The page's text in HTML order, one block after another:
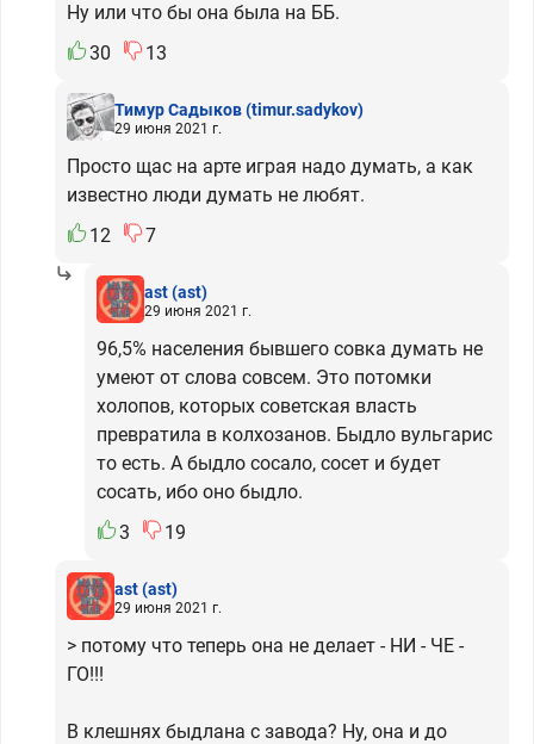
Ну или что бы она была на ББ.
30
13
Тимур Садыков(timur.sadykov)
29 июня 2021 г.
Просто щас на арте играя надо думать, а как
известно люди думать не любят.
12
7
ast(ast)
29 июня 2021 г.
96,5% населения бывшего совка думать не
умеют от слова совсем. Это потомки
холопов, которых советская власть
превратила в колхозанов. Быдло вульгарис
то есть. А быдло сосало, сосет и будет
сосать, ибо оно быдло.
3
19
ast(ast)
29 июня 2021 г.
> потому что теперь она не делает - НИ - ЧЕ -
ГО!!!
В клешнях быдлана с завода? Ну, она и до